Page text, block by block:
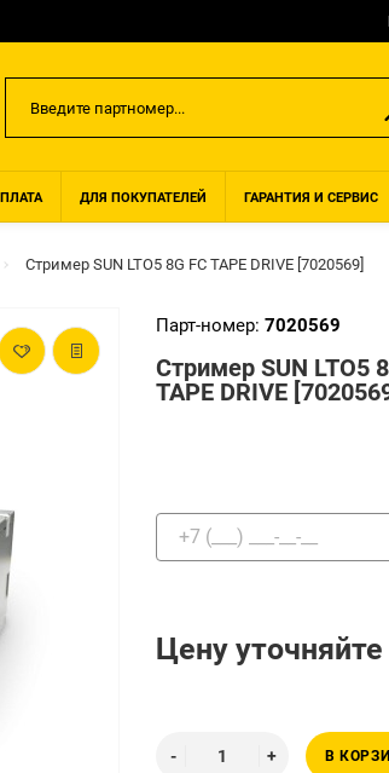
ДЛЯ ПОКУПАТЕЛЕЙ ГАРАНТИЯ И СЕРВИС
Стример SUN LTO5 8G FC TAPE DRIVE [7020569]
Парт-номер: 7020569
Стример SUN LTO5
TAPE DRIVE
Цену
В